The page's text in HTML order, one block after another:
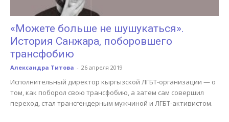
«Можете больше не шушукаться».
История Санжара, поборовшего
трансфобию
Александра Титова - 26 апреля 2019
Исполнительный директор кыргызской ЛГБТ-организации — о
том, как поборол свою трансфобию, а затем сам совершил
переход, стал трансгендерным мужчиной и ЛГБТ-активистом.